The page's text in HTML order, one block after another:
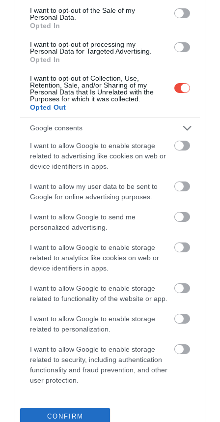
consent section.
I want to opt-out of the Sale of my
Personal Data.
Opted In
I want to opt-out of processing my
Personal Data for Targeted Advertising.
Opted In
I want to opt-out of Collection, Use,
Retention, Sale, and/or Sharing of my
Personal Data that Is Unrelated with the
Purposes for which it was collected.
Opted Out
Google consents
I want to allow Google to enable storage
related to advertising like cookies on web or
device identifiers in apps.
I want to allow my user data to be sent to
Google for online advertising purposes.
I want to allow Google to send me
personalized advertising.
I want to allow Google to enable storage
related to analytics like cookies on web or
device identifiers in apps.
I want to allow Google to enable storage
related to functionality of the website or app.
I want to allow Google to enable storage
related to personalization.
I want to allow Google to enable storage
related to security, including authentication
functionality and fraud prevention, and other
user protection.
CONFIRM
Dar moștenirea minieră nu se limitează doar la
muzee. Galeria Antonijev rov (Tunelul Anton), una
dintre cele mai vechi intrări miniere păstrate din
Europa, funcționează astăzi ca muzeu interactiv. Pe
parcursul unui traseu de 1.200 de metri,
pot admira formațiuni geologice spectaculoase
vizitează o capelă subterană și pot chiar participa la
un joc de tip „escape room” cu tematică istorică.